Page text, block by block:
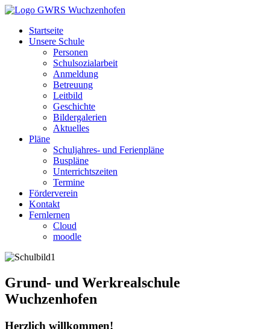
Startseite
Unsere Schule
Personen
Schulsozialarbeit
Anmeldung
Betreuung
Leitbild
Geschichte
Bildergalerien
Aktuelles
Pläne
Schuljahres- und Ferienpläne
Buspläne
Unterrichtszeiten
Termine
Förderverein
Kontakt
Fernlernen
Cloud
moodle
Grund- und Werkrealschule
Wuchzenhofen
Herzlich willkommen!